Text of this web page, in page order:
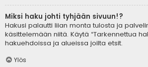
Miksi haku johti tyhjään sivuun!?
Hakusi palautti liian monta tulosta ja
käsittelemään niitä. Käytä “Tarkennettua
hakuehdoissa ja alueissa joilta etsit.
Ylös